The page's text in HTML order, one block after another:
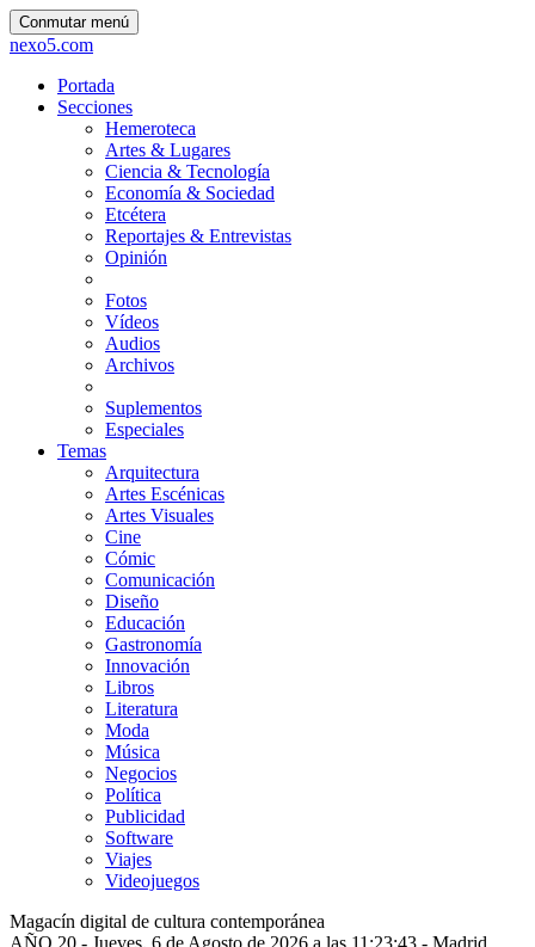
Conmutar menú
nexo5.com
Portada
Secciones
Hemeroteca
Artes & Lugares
Ciencia & Tecnología
Economía & Sociedad
Etcétera
Reportajes & Entrevistas
Opinión
Fotos
Vídeos
Audios
Archivos
Suplementos
Especiales
Temas
Arquitectura
Artes Escénicas
Artes Visuales
Cine
Cómic
Comunicación
Diseño
Educación
Gastronomía
Innovación
Libros
Literatura
Moda
Música
Negocios
Política
Publicidad
Software
Viajes
Videojuegos
Magacín digital de cultura contemporánea
AÑO 20 - Jueves, 6 de Agosto de 2026 a las 11:23:43 - Madrid